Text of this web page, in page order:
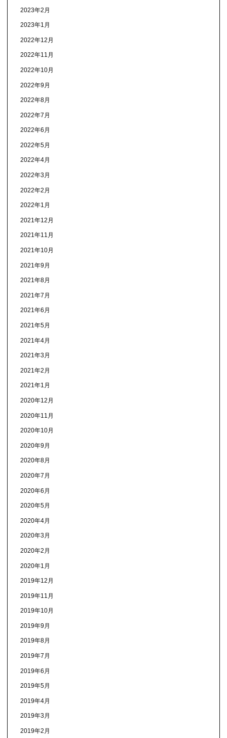
2023年2月
2023年1月
2022年12月
2022年11月
2022年10月
2022年9月
2022年8月
2022年7月
2022年6月
2022年5月
2022年4月
2022年3月
2022年2月
2022年1月
2021年12月
2021年11月
2021年10月
2021年9月
2021年8月
2021年7月
2021年6月
2021年5月
2021年4月
2021年3月
2021年2月
2021年1月
2020年12月
2020年11月
2020年10月
2020年9月
2020年8月
2020年7月
2020年6月
2020年5月
2020年4月
2020年3月
2020年2月
2020年1月
2019年12月
2019年11月
2019年10月
2019年9月
2019年8月
2019年7月
2019年6月
2019年5月
2019年4月
2019年3月
2019年2月